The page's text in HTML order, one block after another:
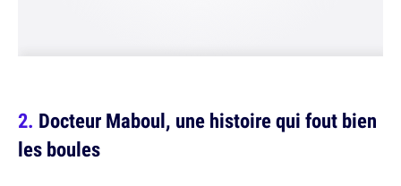
Docteur Maboul, une histoire qui fout bien
les boules